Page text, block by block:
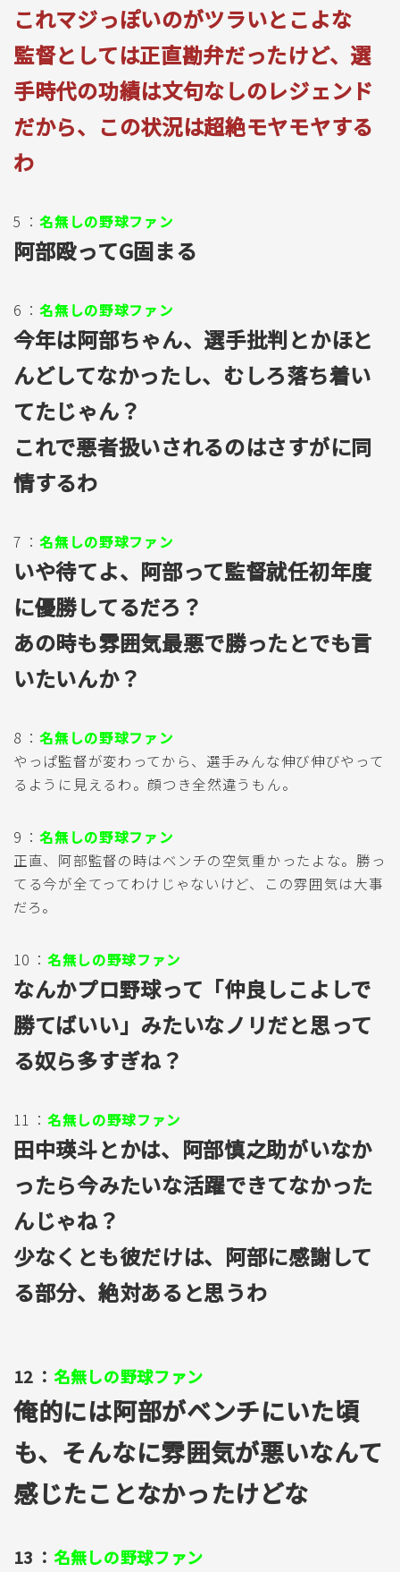
これマジっぽいのがツラいとこよな
監督としては正直勘弁だったけど、選
手時代の功績は文句なしのレジェンド
だから、この状況は超絶モヤモヤする
わ
5 ：名無しの野球ファン
阿部殴ってG固まる
6 ：名無しの野球ファン
今年は阿部ちゃん、選手批判とかほと
んどしてなかったし、むしろ落ち着い
てたじゃん？
これで悪者扱いされるのはさすがに同
情するわ
7 ：名無しの野球ファン
いや待てよ、阿部って監督就任初年度
に優勝してるだろ？
あの時も雰囲気最悪で勝ったとでも言
いたいんか？
8 ：名無しの野球ファン
やっぱ監督が変わってから、選手みんな伸び伸びやって
るように見えるわ。顔つき全然違うもん。
9 ：名無しの野球ファン
正直、阿部監督の時はベンチの空気重かったよな。勝っ
てる今が全てってわけじゃないけど、この雰囲気は大事
だろ。
10 ： 名無しの野球ファン
なんかプロ野球って「仲良しこよしで
勝てばいい」みたいなノリだと思って
る奴ら多すぎね？
11 ： 名無しの野球ファン
田中瑛斗とかは、阿部慎之助がいなか
ったら今みたいな活躍できてなかった
んじゃね？
少なくとも彼だけは、阿部に感謝して
る部分、絶対あると思うわ
12 ： 名無しの野球ファン
俺的には阿部がベンチにいた頃
も、そんなに雰囲気が悪いなんて
感じたことなかったけどな
13 ： 名無しの野球ファン